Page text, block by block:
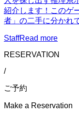
紹介します！このゲ
者」の二手に分かれ
StaffRead more
RESERVATION
/
ご予約
Make a Reservation